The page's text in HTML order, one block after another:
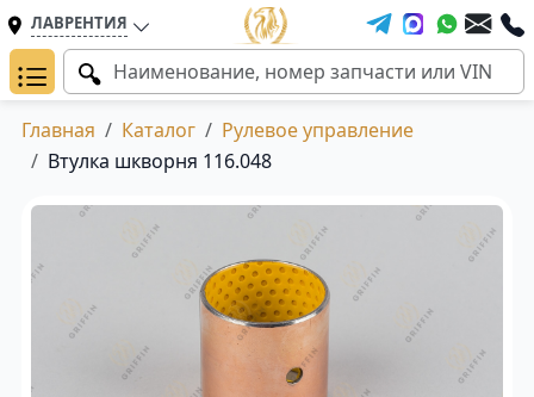
ЛАВРЕНТИЯ
Главная Каталог
Рулевое управление
Втулка шкворня 116.048